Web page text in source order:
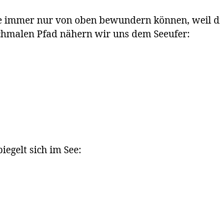
nur von oben bewundern können, weil
Pfad nähern wir uns dem Seeufer:
sich im See: